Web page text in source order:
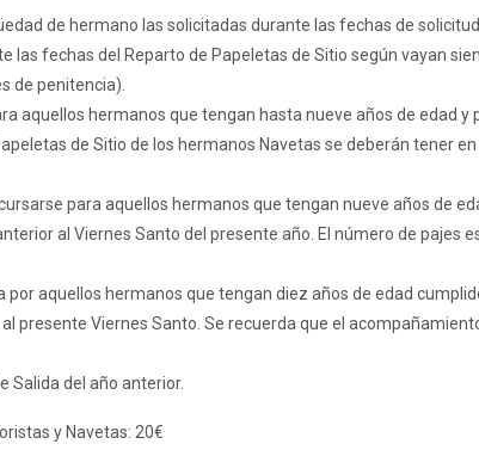
de hermano las solicitadas durante las fechas de
las fechas del Reparto de Papeletas de Sitio según vayan
de penitencia).
aquellos hermanos que tengan hasta nueve años de edad y
de Sitio de los hermanos Navetas se deberán tener
para aquellos hermanos que tengan nueve años de
al Viernes Santo del presente año. El número de pajes
por aquellos hermanos que tengan diez años de edad
presente Viernes Santo. Se recuerda que el
Salida del año anterior.
y Navetas: 20€